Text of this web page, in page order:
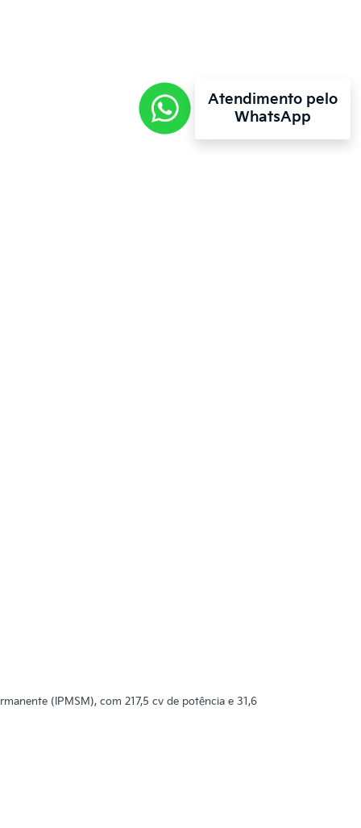
(IPMSM), com 217,5 cv de potência e 31,6
Atendimento pelo
WhatsApp